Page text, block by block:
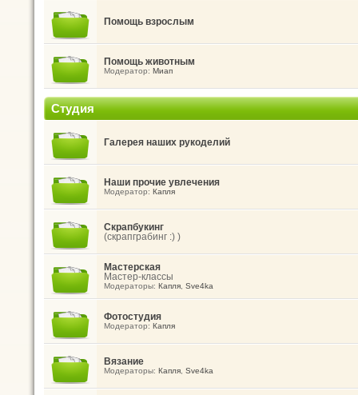
Помощь взрослым
Помощь животным
Модератор: Миап
Студия
Галерея наших рукоделий
Наши прочие увлечения
Модератор: Капля
Скрапбукинг
(скрапграбинг :) )
Мастерская
Мастер-классы
Модераторы: Капля, Sve4ka
Фотостудия
Модератор: Капля
Вязание
Модераторы: Капля, Sve4ka